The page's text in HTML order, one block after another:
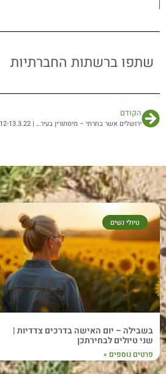
שתפו ברשתות החברתיות
הקודם
ירושלים אשר בחרתי – מיסתורין בעיר… | 12-13.3.22 (2-3.4.22 – הטיול מלא)
טיולי נשים
בשבילה – יום האישה בדרכים צדדיות |
שני טיולים לבחירתכן
פרטים נוספים »